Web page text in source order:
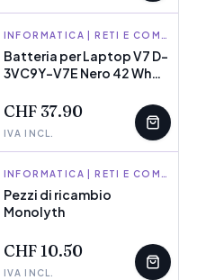
V7
POCHI PEZZI
Batteria per Laptop V7 D-
3VC9Y-V7E Nero 42 Wh
CHF 37.90
IVA INCL.
MONOLYTH
POCHI PEZZI
Pezzi di ricambio
Monolyth
CHF 10.50
IVA INCL.